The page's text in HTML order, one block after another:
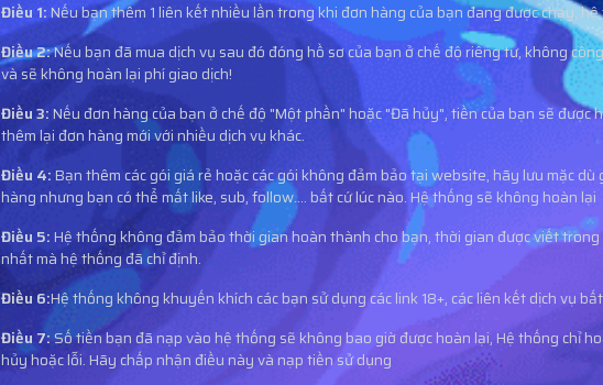
Điều 1:Nếu bạn thêm 1 liên kết nhiều lần trong khi đơn hàng của bạn đang được chạy,
Điều 2:Nếu bạn đã mua dịch vụ sau đó đóng hồ sơ của bạn ở chế độ riêng tư, không
và sẽ không hoàn lại phí giao dịch!
Điều 3:Nếu đơn hàng của bạn ở chế độ "Một phần" hoặc "Đã hủy", tiền của bạn sẽ được
thêm lại đơn hàng mới với nhiều dịch vụ khác.
Điều 4:Bạn thêm các gói giá rẻ hoặc các gói không đảm bảo tại website, hãy lưu mặc
hàng nhưng bạn có thể mất like, sub, follow.... bất cứ lúc nào. Hệ thống sẽ không hoàn lại
Điều 5:Hệ thống không đảm bảo thời gian hoàn thành cho bạn, thời gian được viết
nhất mà hệ thống đã chỉ định.
Điều 6:Hệ thống không khuyến khích các bạn sử dụng các link 18+, các liên kết dịch vụ
Điều 7:Số tiền bạn đã nạp vào hệ thống sẽ không bao giờ được hoàn lại, Hệ thống chỉ
hủy hoặc lỗi. Hãy chấp nhận điều này và nạp tiền sử dụng